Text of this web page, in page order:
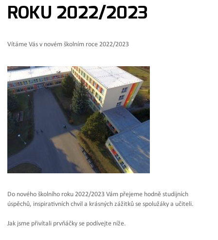
ROKU 2022/2023
Vítáme Vás v novém školním roce 2022/2023
Do nového školního roku 2022/2023 Vám přejeme hodně studijních
úspěchů, inspirativních chvil a krásných zážitků se spolužáky a učiteli.
Jak jsme přivítali prvňáčky se podívejte níže.